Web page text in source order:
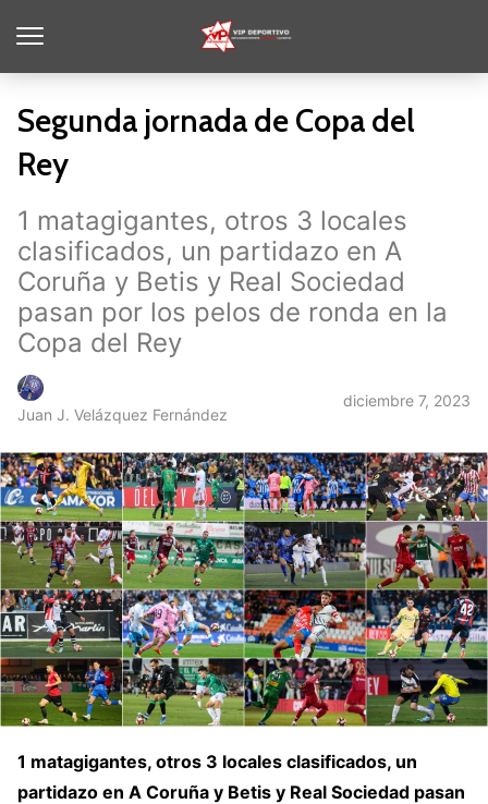
Segunda jornada de Copa del
Rey
1 matagigantes, otros 3 locales
clasificados, un partidazo en A
Coruña y Betis y Real Sociedad
pasan por los pelos de ronda en la
Copa del Rey
Juan J. Velázquez Fernández
diciembre 7, 2023
1 matagigantes, otros 3 locales clasificados, un
partidazo en A Coruña y Betis y Real Sociedad pasan